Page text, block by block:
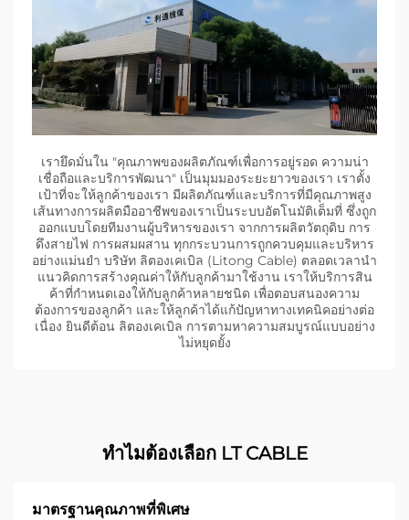
เรายึดมั่นใน "คุณภาพของผลิตภัณฑ์เพื่อการอยู่รอด ความน่า
เชื่อถือและบริการพัฒนา" เป็นมุมมองระยะยาวของเรา เราตั้ง
เป้าที่จะให้ลูกค้าของเรา มีผลิตภัณฑ์และบริการที่มีคุณภาพสูง
เส้นทางการผลิตมืออาชีพของเราเป็นระบบอัตโนมัติเต็มที่ ซึ่งถูก
ออกแบบโดยทีมงานผู้บริหารของเรา จากการผลิตวัตถุดิบ การ
ดึงสายไฟ การผสมผสาน ทุกกระบวนการถูกควบคุมและบริหาร
อย่างแม่นยํา บริษัท ลิตองเคเบิล (Litong Cable) ตลอดเวลานํา
แนวคิดการสร้างคุณค่าให้กับลูกค้ามาใช้งาน เราให้บริการสิน
ค้าที่กําหนดเองให้กับลูกค้าหลายชนิด เพื่อตอบสนองความ
ต้องการของลูกค้า และให้ลูกค้าได้แก้ปัญหาทางเทคนิคอย่างต่อ
เนื่อง ยินดีต้อน ลิตองเคเบิล การตามหาความสมบูรณ์แบบอย่าง
ไม่หยุดยั้ง
ทําไมต้องเลือก LT CABLE
มาตรฐานคุณภาพที่พิเศษ